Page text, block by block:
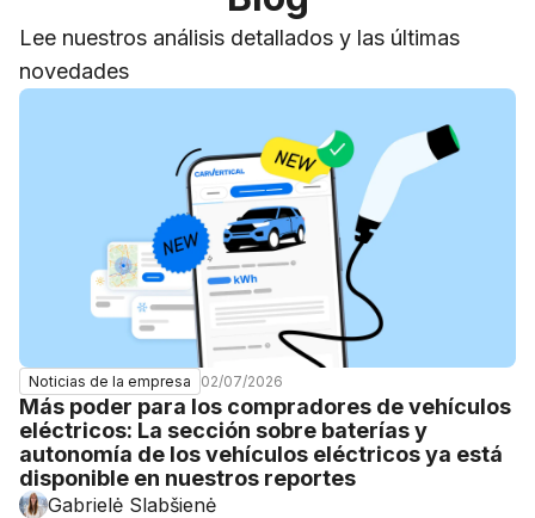
Lee nuestros análisis detallados y las últimas
novedades
Noticias de la empresa 02/07/2026
Más poder para los compradores de vehículos
eléctricos: La sección sobre baterías y
autonomía de los vehículos eléctricos ya está
disponible en nuestros reportes
Gabrielė Slabšienė